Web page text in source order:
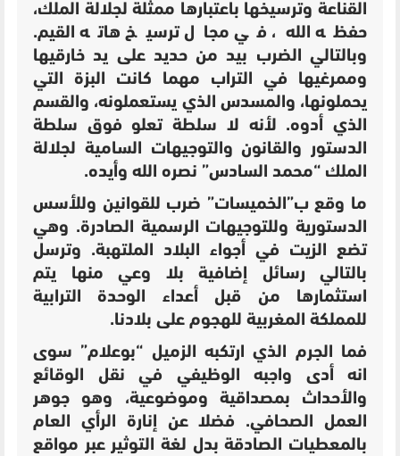
القناعة وترسيخها باعتبارها ممثلة لجلالة الملك،
حفظه الله، في مجال ترسيخ هاته القيم.
وبالتالي الضرب بيد من حديد على يد خارقيها
وممرغيها في التراب مهما كانت البزة التي
يحملونها، والمسدس الذي يستعملونه، والقسم
الذي أدوه. لأنه لا سلطة تعلو فوق سلطة
الدستور والقانون والتوجيهات السامية لجلالة
الملك “محمد السادس” نصره الله وأيده.
ما وقع ب”الخميسات” ضرب للقوانين وللأسس
الدستورية وللتوجيهات الرسمية الصادرة. وهي
تضع الزيت في أجواء البلاد الملتهبة. وترسل
بالتالي رسائل إضافية بلا وعي منها يتم
استثمارها من قبل أعداء الوحدة الترابية
للمملكة المغربية للهجوم على بلادنا.
فما الجرم الذي ارتكبه الزميل “بوعلام” سوى
انه أدى واجبه الوظيفي في نقل الوقائع
والأحداث بمصداقية وموضوعية، وهو جوهر
العمل الصحافي. فضلا عن إنارة الرأي العام
بالمعطيات الصادقة بدل لغة التوثير عبر مواقع